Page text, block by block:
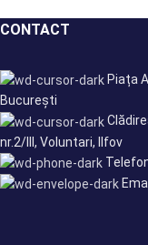
CONTACT
Piața
București
nr.2/III, Voluntari, Ilfov